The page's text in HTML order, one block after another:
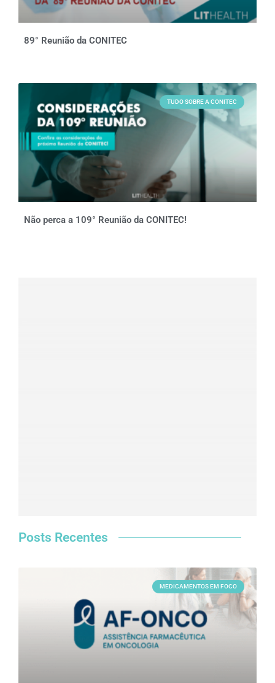
89° Reunião da CONITEC
TUDO SOBRE A CONITEC
Não perca a 109° Reunião da CONITEC!
Posts Recentes
MEDICAMENTOS EM FOCO